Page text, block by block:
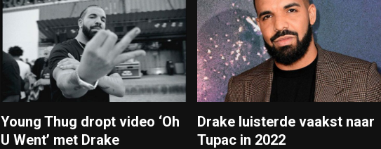
Young Thug dropt video ‘Oh
U Went’ met Drake
Drake luisterde vaakst naar
Tupac in 2022